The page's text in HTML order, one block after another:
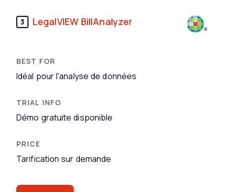
3 LegalVIEW BillAnalyzer
Idéal pour l'analyse de données
Démo gratuite disponible
Tarification sur demande